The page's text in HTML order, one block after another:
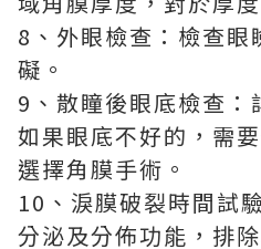
8、外眼檢查：檢查眼
礙。
9、散瞳後眼底檢查：
如果眼底不好的，需
選擇角膜手術。
10、淚膜破裂時間試
分泌及分佈功能，排